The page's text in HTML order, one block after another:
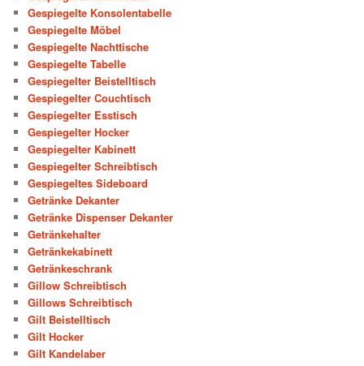
Gespiegelte Konsolentabelle
Gespiegelte Möbel
Gespiegelte Nachttische
Gespiegelte Tabelle
Gespiegelter Beistelltisch
Gespiegelter Couchtisch
Gespiegelter Esstisch
Gespiegelter Hocker
Gespiegelter Kabinett
Gespiegelter Schreibtisch
Gespiegeltes Sideboard
Getränke Dekanter
Getränke Dispenser Dekanter
Getränkehalter
Getränkekabinett
Getränkeschrank
Gillow Schreibtisch
Gillows Schreibtisch
Gilt Beistelltisch
Gilt Hocker
Gilt Kandelaber